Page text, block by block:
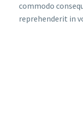
commodo
reprehenderit in